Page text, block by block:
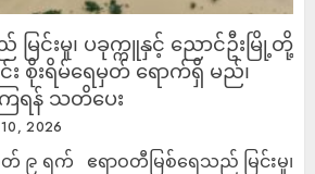
မြင်းမူ၊ ပခုက္ကူနှင့် ညောင်ဦးမြို့တို့
စိုးရိမ်ရေမှတ် ရောက်ရှိ မည်၊
ြရန် သတိပေး
2026
၉ ရက် ဧရာဝတီမြစ်ရေသည် မြင်းမူ၊